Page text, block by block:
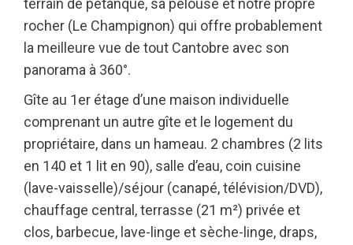
terrain de pétanque, sa pelouse et notre propre
rocher (Le Champignon) qui offre probablement
la meilleure vue de tout Cantobre avec son
panorama à 360°.
Gîte au 1er étage d’une maison individuelle
comprenant un autre gîte et le logement du
propriétaire, dans un hameau. 2 chambres (2 lits
en 140 et 1 lit en 90), salle d’eau, coin cuisine
(lave-vaisselle)/séjour (canapé, télévision/DVD),
chauffage central, terrasse (21 m²) privée et
clos, barbecue, lave-linge et sèche-linge, draps,